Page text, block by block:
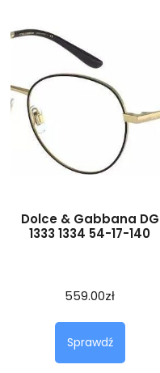
Dolce & Gabbana DG
1333 1334 54-17-140
559.00zł
Sprawdź